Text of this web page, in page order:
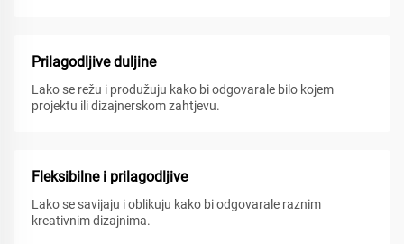
Prilagodljive duljine
Lako se režu i produžuju kako bi odgovarale bilo kojem
projektu ili dizajnerskom zahtjevu.
Fleksibilne i prilagodljive
Lako se savijaju i oblikuju kako bi odgovarale raznim
kreativnim dizajnima.